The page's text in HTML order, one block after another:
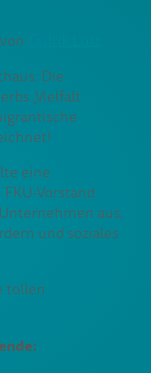
von
Die
„Vielfalt
eine
Vorstand
aus,
und soziales
tollen